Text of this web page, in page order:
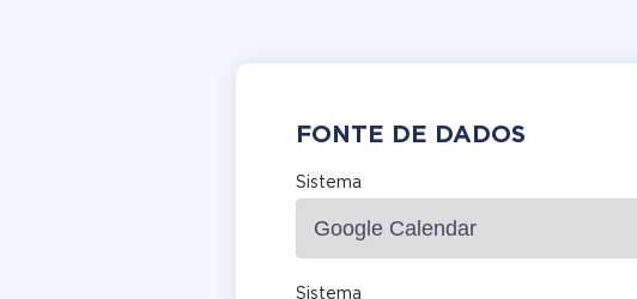
FONTE DE DADOS
Sistema
Sistema